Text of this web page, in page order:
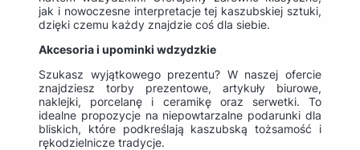
jak i nowoczesne interpretacje tej kaszubskiej sztuki,
dzięki czemu każdy znajdzie coś dla siebie.
Akcesoria i upominki wdzydzkie
Szukasz wyjątkowego prezentu? W naszej ofercie
znajdziesz torby prezentowe, artykuły biurowe,
naklejki, porcelanę i ceramikę oraz serwetki. To
idealne propozycje na niepowtarzalne podarunki dla
bliskich, które podkreślają kaszubską tożsamość i
rękodzielnicze tradycje.